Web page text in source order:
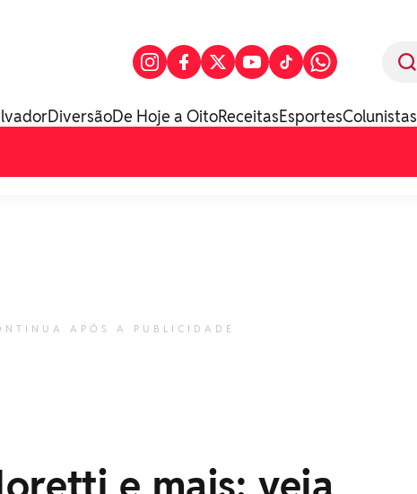
DiversãoDe Hoje a OitoReceitasEsportesColunistas
APÓS A PUBLICIDADE